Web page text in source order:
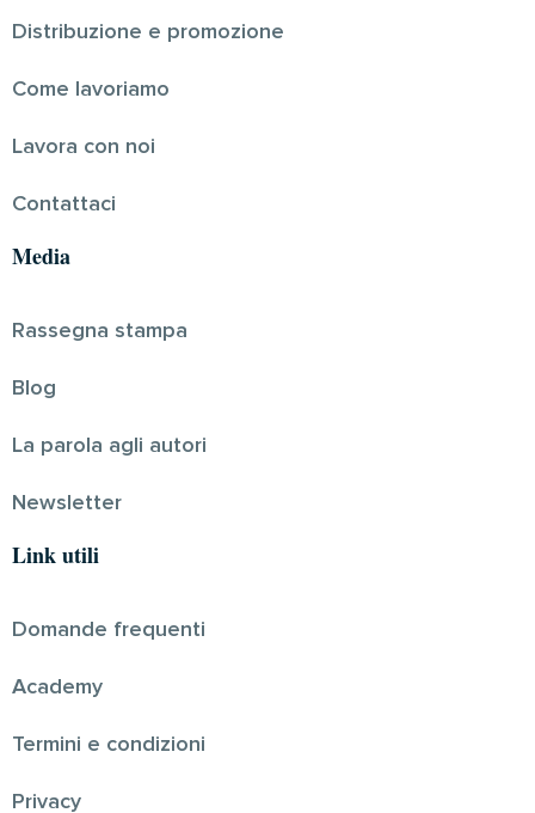
Distribuzione e promozione
Come lavoriamo
Lavora con noi
Contattaci
Media
Rassegna stampa
Blog
La parola agli autori
Newsletter
Link utili
Domande frequenti
Academy
Termini e condizioni
Privacy